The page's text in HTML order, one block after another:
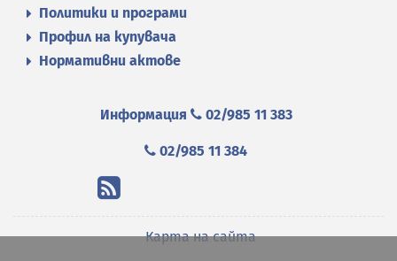
Политики и програми
Профил на купувача
Нормативни актове
Информация 02/985 11 383
02/985 11 384
Карта на сайта